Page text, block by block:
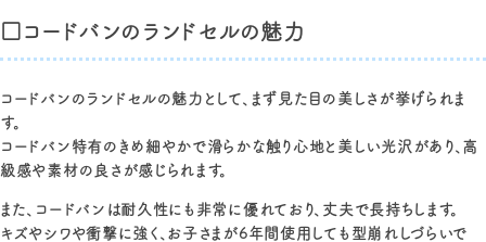
□コードバンのランドセルの魅力
コードバンのランドセルの魅力として、まず見た目の美しさが挙げられま
す。
コードバン特有のきめ細やかで滑らかな触り心地と美しい光沢があり、高
級感や素材の良さが感じられます。
また、コードバンは耐久性にも非常に優れており、丈夫で長持ちします。
キズやシワや衝撃に強く、お子さまが6年間使用しても型崩れしづらいで